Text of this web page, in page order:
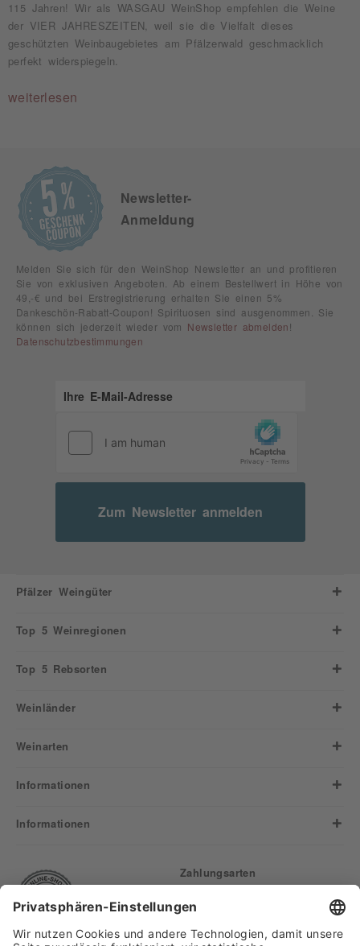
115 Jahren! Wir als WASGAU WeinShop empfehlen die Weine
der VIER JAHRESZEITEN, weil sie die Vielfalt dieses
geschützten Weinbaugebietes am Pfälzerwald geschmacklich
perfekt widerspiegeln.
weiterlesen
Newsletter-
Anmeldung
Melden Sie sich für den WeinShop Newsletter an und profitieren
Sie von exklusiven Angeboten. Ab einem Bestellwert in Höhe von
49,-€ und bei Erstregistrierung erhalten Sie einen 5%
Dankeschön-Rabatt-Coupon! Spirituosen sind ausgenommen. Sie
können sich jederzeit wieder vom Newsletter abmelden !
Datenschutzbestimmungen
Zum Newsletter anmelden
Pfälzer Weingüter
Top 5 Weinregionen
Top 5 Rebsorten
Weinländer
Weinarten
Informationen
Informationen
Zahlungsarten